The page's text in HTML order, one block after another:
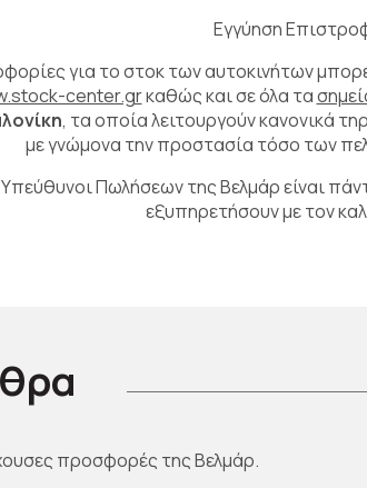
Εγγύηση
για το στοκ των αυτοκινήτων
center.grκαθώς και σε όλα τα
, τα οποία λειτουργούν κανονικά
με γνώμονα την προστασία τόσο των
Πωλήσεων της Βελμάρ είναι
εξυπηρετήσουν με τον
προσφορές της Βελμάρ.